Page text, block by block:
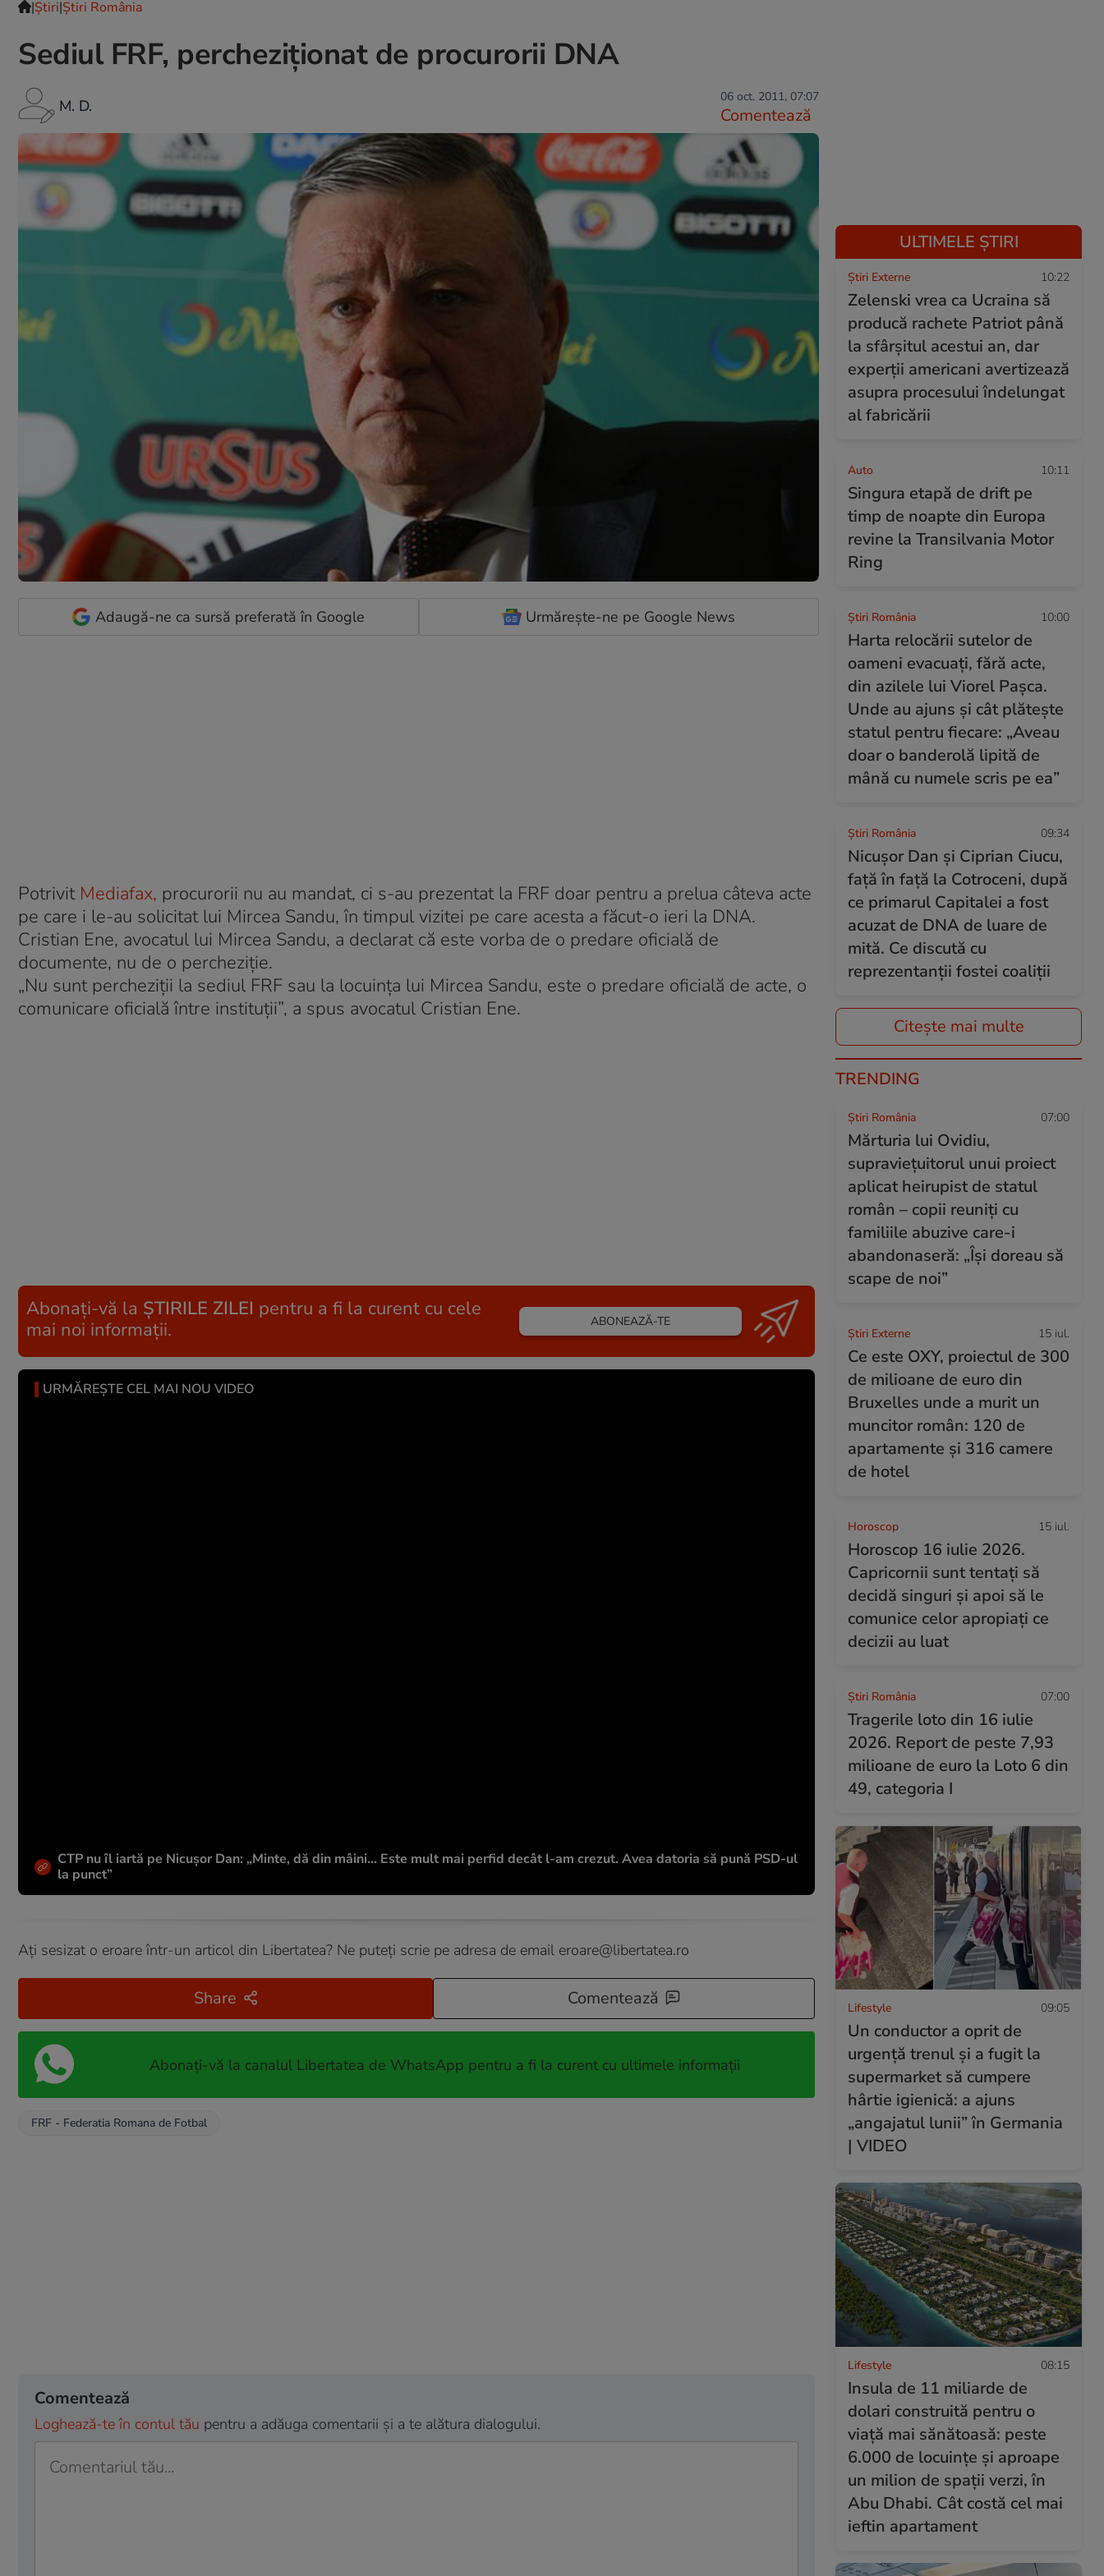
|Ştiri|Știri România
Sediul FRF, percheziţionat de procurorii DNA
M. D. 06 oct. 2011, 07:07
Comentează
Adaugă-ne ca sursă preferată în Google Urmărește-ne pe Google News
Potrivit Mediafax, procurorii nu au mandat, ci s-au prezentat la FRF doar pentru a prelua câteva acte
pe care i le-au solicitat lui Mircea Sandu, în timpul vizitei pe care acesta a făcut-o ieri la DNA.
Cristian Ene, avocatul lui Mircea Sandu, a declarat că este vorba de o predare oficială de
documente, nu de o percheziţie.
„Nu sunt percheziţii la sediul FRF sau la locuinţa lui Mircea Sandu, este o predare oficială de acte, o
comunicare oficială între instituţii”, a spus avocatul Cristian Ene.
Abonați-vă la ȘTIRILE ZILEI pentru a fi la curent cu cele
mai noi informații.
ABONEAZĂ-TE
URMĂREȘTE CEL MAI NOU VIDEO
CTP nu îl iartă pe Nicușor Dan: „Minte, dă din mâini... Este mult mai perfid decât l-am crezut. Avea datoria să pună PSD-ul
la punct”
Ați sesizat o eroare într-un articol din Libertatea? Ne puteți scrie pe adresa de email eroare@libertatea.ro
Share Comentează
Abonați-vă la canalul Libertatea de WhatsApp pentru a fi la curent cu ultimele informații
FRF - Federatia Romana de Fotbal
Comentează
Loghează-te în contul tău pentru a adăuga comentarii și a te alătura dialogului.
ULTIMELE ȘTIRI
Știri Externe 10:22
Zelenski vrea ca Ucraina să
producă rachete Patriot până
la sfârșitul acestui an, dar
experții americani avertizează
asupra procesului îndelungat
al fabricării
Auto 10:11
Singura etapă de drift pe
timp de noapte din Europa
revine la Transilvania Motor
Ring
Știri România 10:00
Harta relocării sutelor de
oameni evacuați, fără acte,
din azilele lui Viorel Pașca.
Unde au ajuns și cât plătește
statul pentru fiecare: „Aveau
doar o banderolă lipită de
mână cu numele scris pe ea”
Știri România 09:34
Nicușor Dan și Ciprian Ciucu,
față în față la Cotroceni, după
ce primarul Capitalei a fost
acuzat de DNA de luare de
mită. Ce discută cu
reprezentanții fostei coaliții
Citește mai multe
TRENDING
Știri România 07:00
Mărturia lui Ovidiu,
supraviețuitorul unui proiect
aplicat heirupist de statul
român – copii reuniți cu
familiile abuzive care-i
abandonaseră: „Își doreau să
scape de noi”
Știri Externe 15 iul.
Ce este OXY, proiectul de 300
de milioane de euro din
Bruxelles unde a murit un
muncitor român: 120 de
apartamente și 316 camere
de hotel
Horoscop 15 iul.
Horoscop 16 iulie 2026.
Capricornii sunt tentați să
decidă singuri și apoi să le
comunice celor apropiați ce
decizii au luat
Știri România 07:00
Tragerile loto din 16 iulie
2026. Report de peste 7,93
milioane de euro la Loto 6 din
49, categoria I
Lifestyle 09:05
Un conductor a oprit de
urgență trenul și a fugit la
supermarket să cumpere
hârtie igienică: a ajuns
„angajatul lunii” în Germania
| VIDEO
Lifestyle 08:15
Insula de 11 miliarde de
dolari construită pentru o
viață mai sănătoasă: peste
6.000 de locuințe și aproape
un milion de spații verzi, în
Abu Dhabi. Cât costă cel mai
ieftin apartament